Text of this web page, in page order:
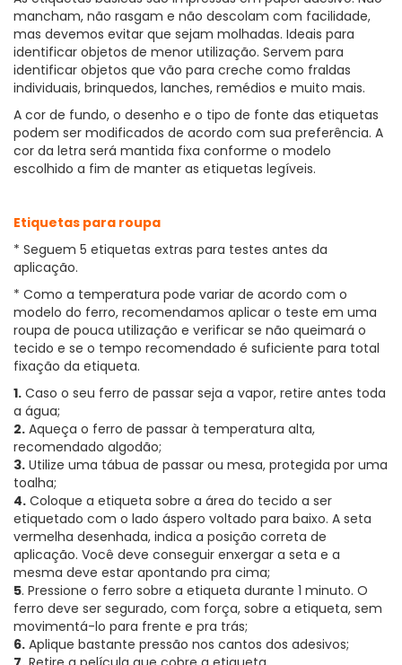
mancham, não rasgam e não descolam com facilidade,
mas devemos evitar que sejam molhadas. Ideais para
identificar objetos de menor utilização. Servem para
identificar objetos que vão para creche como fraldas
individuais, brinquedos, lanches, remédios e muito mais.
A cor de fundo, o desenho e o tipo de fonte das etiquetas
podem ser modificados de acordo com sua preferência. A
cor da letra será mantida fixa conforme o modelo
escolhido a fim de manter as etiquetas legíveis.
Etiquetas para roupa
* Seguem 5 etiquetas extras para testes antes da
aplicação.
* Como a temperatura pode variar de acordo com o
modelo do ferro, recomendamos aplicar o teste em uma
roupa de pouca utilização e verificar se não queimará o
tecido e se o tempo recomendado é suficiente para total
fixação da etiqueta.
1. Caso o seu ferro de passar seja a vapor, retire antes toda
a água;
2. Aqueça o ferro de passar à temperatura alta,
recomendado algodão;
3. Utilize uma tábua de passar ou mesa, protegida por uma
toalha;
4. Coloque a etiqueta sobre a área do tecido a ser
etiquetado com o lado áspero voltado para baixo. A seta
vermelha desenhada, indica a posição correta de
aplicação. Você deve conseguir enxergar a seta e a
mesma deve estar apontando pra cima;
5. Pressione o ferro sobre a etiqueta durante 1 minuto. O
ferro deve ser segurado, com força, sobre a etiqueta, sem
movimentá-lo para frente e pra trás;
6. Aplique bastante pressão nos cantos dos adesivos;